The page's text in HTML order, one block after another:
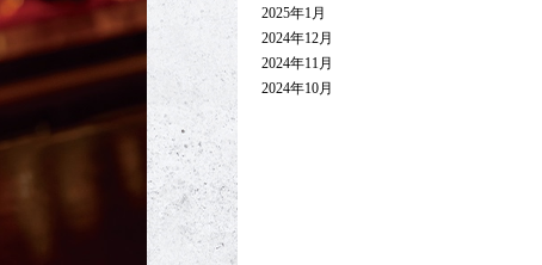
2025年1月
2024年12月
2024年11月
2024年10月